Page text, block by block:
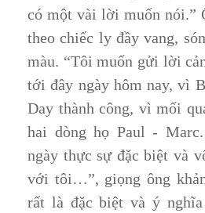
có một vài lời muốn nói.”
theo chiếc ly đầy vang,
màu. “Tôi muốn gửi lời
tới đây ngày hôm nay, vì
Day thành công, vì mối
hai dòng họ Paul -
ngày thực sự đặc biệt và
với tôi…”, giọng ông
rất là đặc biệt và ý